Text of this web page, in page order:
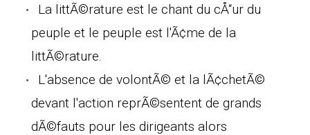
La littÃ©rature est le chant du cÅ“ur du
peuple et le peuple est l'Ã¢me de la
littÃ©rature.
L'absence de volontÃ© et la lÃ¢chetÃ©
devant l'action reprÃ©sentent de grands
dÃ©fauts pour les dirigeants alors